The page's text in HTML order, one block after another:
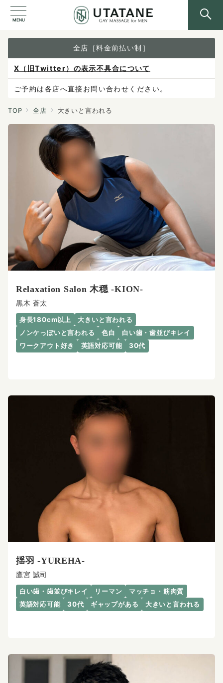
MENU
全店［料金前払い制］
X（旧Twitter）の表示不具合について
ご予約は各店へ直接お問い合わせください。
料金は当日施術前にお支払いください。
感染症防止対策について
料金改定のお知らせ
TOP 全店 大きいと言われる
Relaxation Salon 木穏 -KION-
黒木 蒼太
身長180cm以上
大きいと言われる
ノンケっぽいと言われる
色白
白い歯・歯並びキレイ
ワークアウト好き
英語対応可能 30代
揺羽 -YUREHA-
鷹宮 誠司
白い歯・歯並びキレイ リーマン
マッチョ・筋肉質
英語対応可能
30代 ギャップがある 大きいと言われる